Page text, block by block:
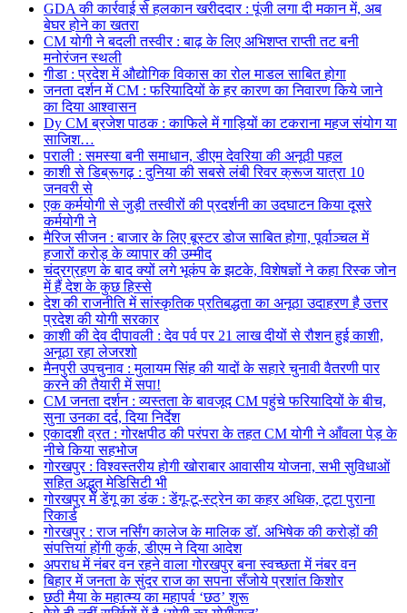
GDA की कार्रवाई से हलकान खरीददार : पूंजी लगा दी मकान में, अब
बेघर होने का खतरा
CM योगी ने बदली तस्वीर : बाढ़ के लिए अभिशप्त राप्ती तट बनी
मनोरंजन स्थली
गीडा : प्रदेश में औद्योगिक विकास का रोल माडल साबित होगा
जनता दर्शन में CM : फरियादियों के हर कारण का निवारण किये जाने
का दिया आश्वासन
Dy CM ब्रजेश पाठक : काफिले में गाड़ियों का टकराना महज संयोग या
साजिश…
पराली : समस्या बनी समाधान, डीएम देवरिया की अनूठी पहल
काशी से डिब्रूगढ़ : दुनिया की सबसे लंबी रिवर क्रूज यात्रा 10
जनवरी से
एक कर्मयोगी से जुड़ी तस्वीरों की प्रदर्शनी का उदघाटन किया दूसरे
कर्मयोगी ने
मैरिज सीजन : बाजार के लिए बूस्टर डोज साबित होगा, पूर्वाञ्चल में
हजारों करोड़ के व्यापार की उम्मीद
चंद्रग्रहण के बाद क्यों लगे भूकंप के झटके, विशेषज्ञों ने कहा रिस्क जोन
में हैं देश के कुछ हिस्से
देश की राजनीति में सांस्कृतिक प्रतिबद्धता का अनूठा उदाहरण है उत्तर
प्रदेश की योगी सरकार
काशी की देव दीपावली : देव पर्व पर 21 लाख दीयों से रौशन हुई काशी,
अनूठा रहा लेजरशो
मैनपुरी उपचुनाव : मुलायम सिंह की यादों के सहारे चुनावी वैतरणी पार
करने की तैयारी में सपा!
CM जनता दर्शन : व्यस्तता के बावजूद CM पहुंचे फरियादियों के बीच,
सुना उनका दर्द, दिया निर्देश
एकादशी व्रत : गोरक्षपीठ की परंपरा के तहत CM योगी ने आँवला पेड़ के
नीचे किया सहभोज
गोरखपुर : विश्वस्तरीय होगी खोराबार आवासीय योजना, सभी सुविधाओं
सहित अद्भुत मेडिसिटी भी
गोरखपुर में डेंगू का डंक : डेंगू-टू-स्ट्रेन का कहर अधिक, टूटा पुराना
रिकार्ड
गोरखपुर : राज नर्सिंग कालेज के मालिक डॉ. अभिषेक की करोड़ों की
संपत्तियां होंगी कुर्क, डीएम ने दिया आदेश
अपराध में नंबर वन रहने वाला गोरखपुर बना स्वच्छता में नंबर वन
बिहार में जनता के सुंदर राज का सपना सँजोये प्रशांत किशोर
छठी मैया के महात्म्य का महापर्व ‘छठ’ शुरू